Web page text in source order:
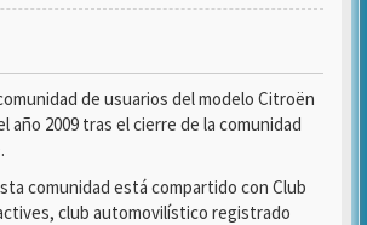
de usuarios del modelo Citroën
año 2009 tras el cierre de la comunidad
comunidad está compartido con Club
club automovilístico registrado